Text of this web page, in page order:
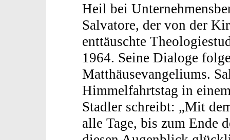
Heil bei
Salvatore, der von der
enttäuschte
1964. Seine Dialoge
Matthäusevangeliums.
Himmelfahrtstag in
Stadler schreibt: „Mit
alle Tage, bis zum Ende